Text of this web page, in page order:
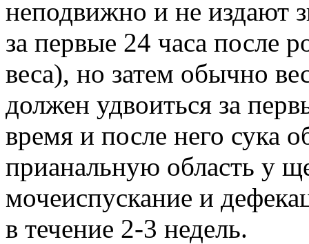
неподвижно и не издают
за первые 24 часа после
веса), но затем обычно
должен удвоиться за
время и после него сука
прианальную область у
мочеиспускание и
в течение 2-3 недель.